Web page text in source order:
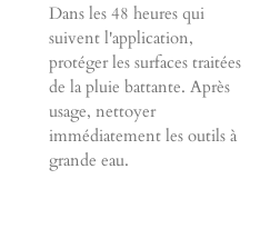
Dans les 48 heures qui
suivent l'application,
protéger les surfaces traitées
de la pluie battante. Après
usage, nettoyer
immédiatement les outils à
grande eau.